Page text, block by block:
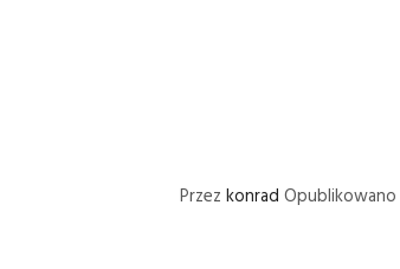
Przez konrad Opublikowano